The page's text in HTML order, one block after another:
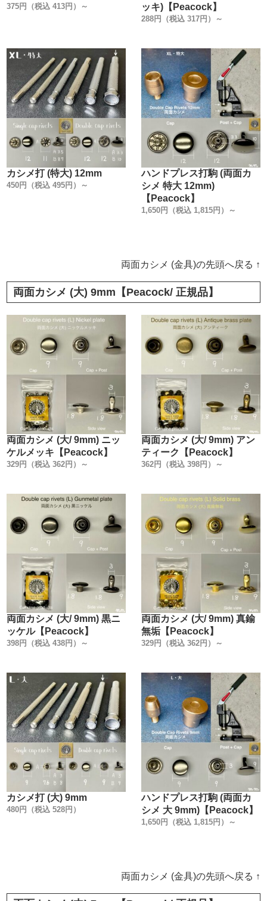
375円（税込 413円）～ ッキ)【Peacock】
288円（税込 317円）～
カシメ打 (特大) 12mm
450円（税込 495円）～
ハンドプレス打駒 (両面カ
シメ 特大 12mm)
【Peacock】
1,650円（税込 1,815円）～
両面カシメ (金具)の先頭へ戻る ↑
両面カシメ (大) 9mm【Peacock/ 正規品】
両面カシメ (大/ 9mm) ニッ
ケルメッキ【Peacock】
329円（税込 362円）～
両面カシメ (大/ 9mm) アン
ティーク【Peacock】
362円（税込 398円）～
両面カシメ (大/ 9mm) 黒ニ
ッケル【Peacock】
398円（税込 438円）～
両面カシメ (大/ 9mm) 真鍮
無垢【Peacock】
329円（税込 362円）～
カシメ打 (大) 9mm
480円（税込 528円）
ハンドプレス打駒 (両面カ
シメ 大 9mm)【Peacock】
1,650円（税込 1,815円）～
両面カシメ (金具)の先頭へ戻る ↑